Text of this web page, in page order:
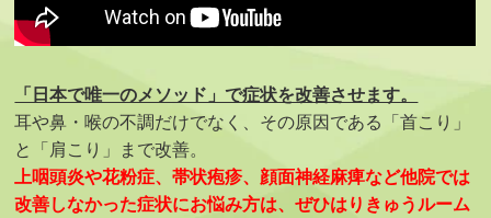
「日本で唯一のメソッド」で症状を改善させます。
耳や鼻・喉の不調だけでなく、その原因である「首こり」
と「肩こり」まで改善。
上咽頭炎や花粉症、帯状疱疹、顔面神経麻痺など他院では
改善しなかった症状にお悩み方は、ぜひはりきゅうルーム